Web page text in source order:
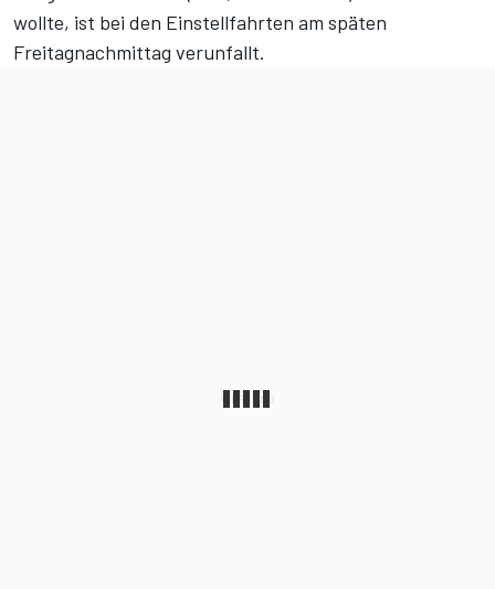
wollte, ist bei den Einstellfahrten am späten
Freitagnachmittag verunfallt.